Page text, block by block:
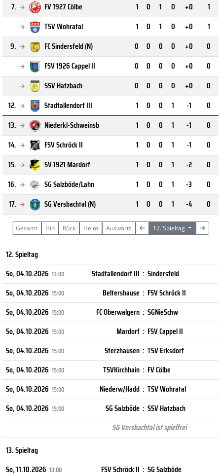
7.
FV 1927 Cölbe 1 0 1 0 +0
1
TSV Wohratal
1 0 1 0 +0
1
9.
FC Sindersfeld (N) 0 0 0 0 +0
0
FSV 1926 Cappel II
0 0 0 0 +0
0
SSV Hatzbach
0 0 0 0 +0
0
12.
Stadtallendorf III 1 0 0 1 -1
0
13.
Niederkl-Schweinsb 1 0 0 1 -1
0
14.
FSV Schröck II 1 0 0 1 -1
0
15.
SV 1921 Mardorf 1 0 0 1 -2
0
16.
SG Salzböde/Lahn 1 0 0 1 -3
0
17.
SG Versbachtal (N) 1 0 0 1 -4 0
Gesamt Hin Rück Heim Auswärts 12. Spieltag
12. Spieltag
So, 04.10.2026 13:00 Stadtallendorf III : Sindersfeld
So, 04.10.2026 15:00 Beltershause : FSV Schröck II
So, 04.10.2026 15:00 FC Oberwalgern : SGNieSchw
So, 04.10.2026 15:00 Mardorf : FSV Cappel II
So, 04.10.2026 15:00 Sterzhausen : TSV Erksdorf
So, 04.10.2026 15:00 TSVKirchhain : FV Cölbe
So, 04.10.2026 15:00 Niederw/Hadd : TSV Wohratal
So, 04.10.2026 15:00 SG Salzböde : SSV Hatzbach
SG Versbachtal ist spielfrei
13. Spieltag
So, 11.10.2026 13:00 FSV Schröck II : SG Salzböde